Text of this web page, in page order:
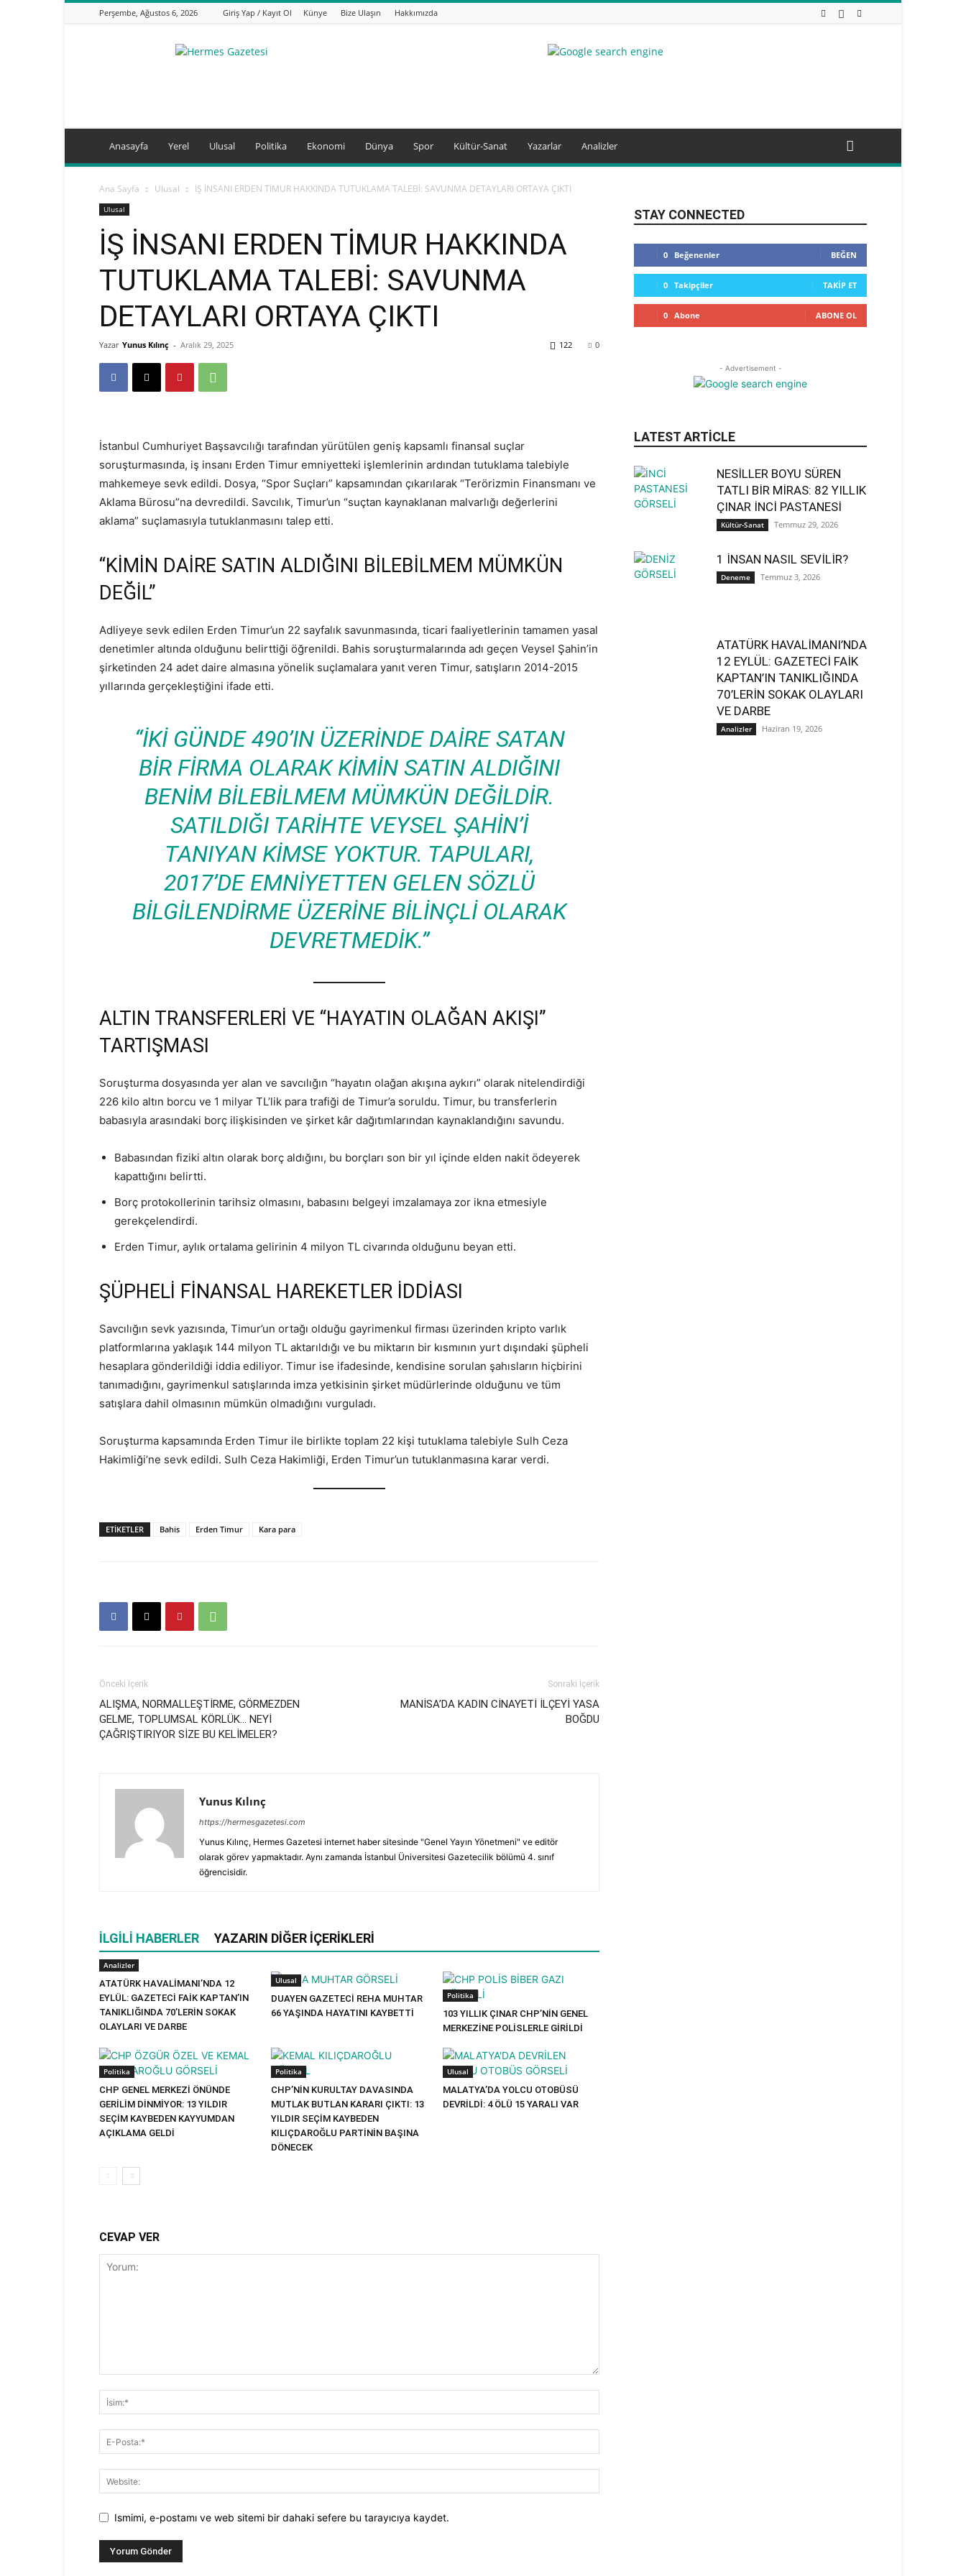
Perşembe, Ağustos 6, 2026 Giriş Yap / Kayıt Ol Künye Bize Ulaşın Hakkımızda
hermesgazetesi.com
Anasayfa Yerel Ulusal Politika Ekonomi Dünya Spor Kültür-Sanat Yazarlar Analizler
Ana Sayfa Ulusal İŞ İNSANI ERDEN TİMUR HAKKINDA TUTUKLAMA TALEBİ: SAVUNMA DETAYLARI ORTAYA ÇIKTI
Ulusal
İŞ İNSANI ERDEN TİMUR HAKKINDA
TUTUKLAMA TALEBİ: SAVUNMA
DETAYLARI ORTAYA ÇIKTI
Yazar Yunus Kılınç - Aralık 29, 2025 0
122
İstanbul Cumhuriyet Başsavcılığı tarafından yürütülen geniş kapsamlı finansal suçlar
soruşturmasında, iş insanı Erden Timur emniyetteki işlemlerinin ardından tutuklama talebiyle
mahkemeye sevk edildi. Dosya, “Spor Suçları” kapsamından çıkarılarak “Terörizmin Finansmanı ve
Aklama Bürosu”na devredildi. Savcılık, Timur’un “suçtan kaynaklanan malvarlığı değerlerini
aklama” suçlamasıyla tutuklanmasını talep etti.
“KİMİN DAİRE SATIN ALDIĞINI BİLEBİLMEM MÜMKÜN
DEĞİL”
Adliyeye sevk edilen Erden Timur’un 22 sayfalık savunmasında, ticari faaliyetlerinin tamamen yasal
denetimler altında olduğunu belirttiği öğrenildi. Bahis soruşturmalarında adı geçen Veysel Şahin’in
şirketinden 24 adet daire almasına yönelik suçlamalara yanıt veren Timur, satışların 2014-2015
yıllarında gerçekleştiğini ifade etti.
“İKI GÜNDE 490’IN ÜZERINDE DAIRE SATAN
BIR FIRMA OLARAK KIMIN SATIN ALDIĞINI
BENIM BILEBILMEM MÜMKÜN DEĞILDIR.
SATILDIĞI TARIHTE VEYSEL ŞAHIN’I
TANIYAN KIMSE YOKTUR. TAPULARI,
2017’DE EMNIYETTEN GELEN SÖZLÜ
BILGILENDIRME ÜZERINE BILINÇLI OLARAK
DEVRETMEDIK.”
ALTIN TRANSFERLERİ VE “HAYATIN OLAĞAN AKIŞI”
TARTIŞMASI
Soruşturma dosyasında yer alan ve savcılığın “hayatın olağan akışına aykırı” olarak nitelendirdiği
226 kilo altın borcu ve 1 milyar TL’lik para trafiği de Timur’a soruldu. Timur, bu transferlerin
babasıyla arasındaki borç ilişkisinden ve şirket kâr dağıtımlarından kaynaklandığını savundu.
Babasından fiziki altın olarak borç aldığını, bu borçları son bir yıl içinde elden nakit ödeyerek
kapattığını belirtti.
Borç protokollerinin tarihsiz olmasını, babasını belgeyi imzalamaya zor ikna etmesiyle
gerekçelendirdi.
Erden Timur, aylık ortalama gelirinin 4 milyon TL civarında olduğunu beyan etti.
ŞÜPHELİ FİNANSAL HAREKETLER İDDİASI
Savcılığın sevk yazısında, Timur’un ortağı olduğu gayrimenkul firması üzerinden kripto varlık
platformlarına yaklaşık 144 milyon TL aktarıldığı ve bu miktarın bir kısmının yurt dışındaki şüpheli
hesaplara gönderildiği iddia ediliyor. Timur ise ifadesinde, kendisine sorulan şahısların hiçbirini
tanımadığını, gayrimenkul satışlarında imza yetkisinin şirket müdürlerinde olduğunu ve tüm
satışlara dahil olmasının mümkün olmadığını vurguladı.
Soruşturma kapsamında Erden Timur ile birlikte toplam 22 kişi tutuklama talebiyle Sulh Ceza
Hakimliği’ne sevk edildi. Sulh Ceza Hakimliği, Erden Timur’un tutuklanmasına karar verdi.
ETIKETLER Bahis Erden Timur Kara para
Önceki İçerik
ALIŞMA, NORMALLEŞTİRME, GÖRMEZDEN
GELME, TOPLUMSAL KÖRLÜK… NEYİ
ÇAĞRIŞTIRIYOR SİZE BU KELİMELER?
Sonraki İçerik
MANİSA’DA KADIN CİNAYETİ İLÇEYİ YASA
BOĞDU
Yunus Kılınç
https://hermesgazetesi.com
Yunus Kılınç, Hermes Gazetesi internet haber sitesinde "Genel Yayın Yönetmeni" ve editör
olarak görev yapmaktadır. Aynı zamanda İstanbul Üniversitesi Gazetecilik bölümü 4. sınıf
öğrencisidir.
İLGILI HABERLER YAZARIN DIĞER İÇERIKLERI
Analizler
ATATÜRK HAVALİMANI’NDA 12
EYLÜL: GAZETECİ FAİK KAPTAN’IN
TANIKLIĞINDA 70’LERİN SOKAK
OLAYLARI VE DARBE
Ulusal
DUAYEN GAZETECİ REHA MUHTAR
66 YAŞINDA HAYATINI KAYBETTİ
Politika
103 YILLIK ÇINAR CHP’NİN GENEL
MERKEZİNE POLİSLERLE GİRİLDİ
Politika
CHP GENEL MERKEZİ ÖNÜNDE
GERİLİM DİNMİYOR: 13 YILDIR
SEÇİM KAYBEDEN KAYYUMDAN
AÇIKLAMA GELDİ
Politika
CHP’NİN KURULTAY DAVASINDA
MUTLAK BUTLAN KARARI ÇIKTI: 13
YILDIR SEÇİM KAYBEDEN
KILIÇDAROĞLU PARTİNİN BAŞINA
DÖNECEK
Ulusal
MALATYA’DA YOLCU OTOBÜSÜ
DEVRİLDİ: 4 ÖLÜ 15 YARALI VAR
CEVAP VER
Ismimi, e-postamı ve web sitemi bir dahaki sefere bu tarayıcıya kaydet.
STAY CONNECTED
0 Beğenenler BEĞEN
0 Takipçiler TAKIP ET
0 Abone ABONE OL
- Advertisement -
LATEST ARTICLE
NESİLLER BOYU SÜREN
TATLI BİR MİRAS: 82 YILLIK
ÇINAR İNCİ PASTANESİ
Kültür-Sanat Temmuz 29, 2026
1 İNSAN NASIL SEVİLİR?
Deneme Temmuz 3, 2026
ATATÜRK HAVALİMANI’NDA
12 EYLÜL: GAZETECİ FAİK
KAPTAN’IN TANIKLIĞINDA
70’LERİN SOKAK OLAYLARI
VE DARBE
Analizler Haziran 19, 2026